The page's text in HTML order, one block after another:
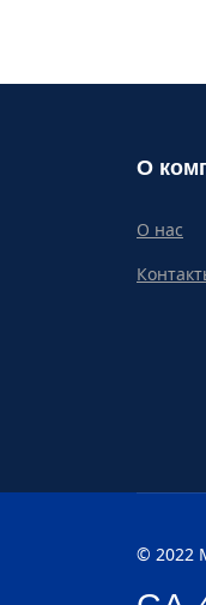
О
О нас
© 2022